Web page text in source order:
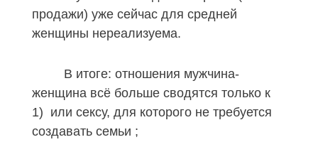
продажи) уже сейчас для средней
женщины нереализуема.
В итоге: отношения мужчина-
женщина всё больше сводятся только к
1) или сексу, для которого не требуется
создавать семьи ;